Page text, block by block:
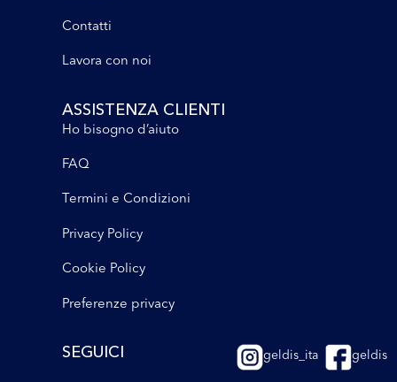
Contatti
Lavora con noi
ASSISTENZA CLIENTI
Ho bisogno d’aiuto
FAQ
Termini e Condizioni
Privacy Policy
Cookie Policy
Preferenze privacy
SEGUICI geldis_ita geldis